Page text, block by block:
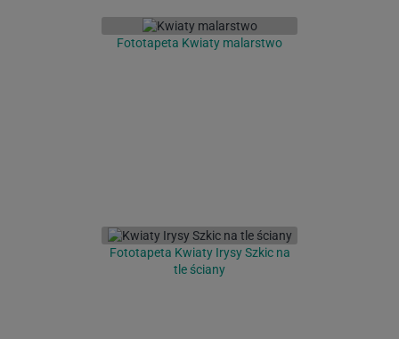
Fototapeta Kwiaty malarstwo
Fototapeta Kwiaty Irysy Szkic na
tle ściany